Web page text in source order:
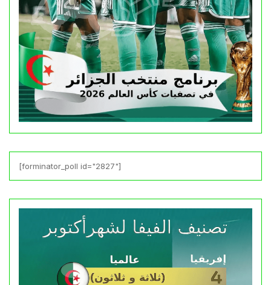
[forminator_poll id="2827"]